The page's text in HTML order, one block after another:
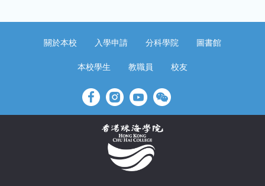
關於本校 入學申請 分科學院 圖書館
本校學生 教職員 校友